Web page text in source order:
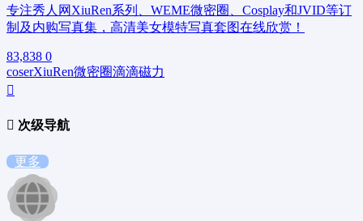
专注秀人网XiuRen系列、WEME微密圈、Cosplay和JVID等订
制及内购写真集，高清美女模特写真套图在线欣赏！
83,838 0
coserXiuRen微密圈滴滴磁力
次级导航
更多